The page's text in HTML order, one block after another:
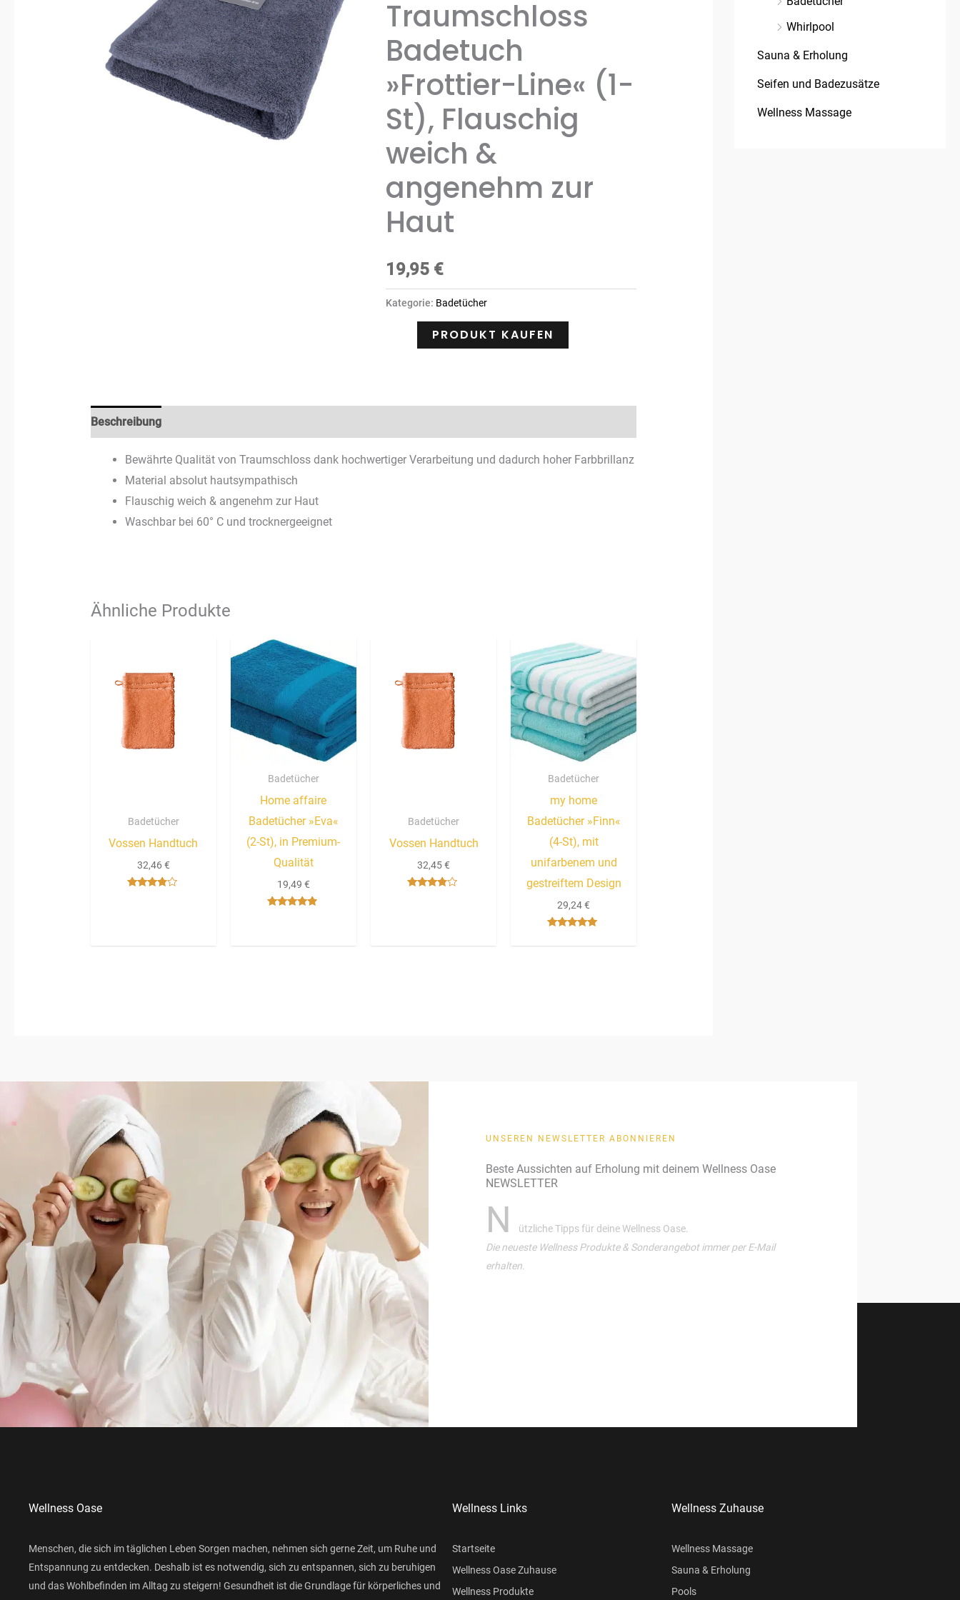
Traumschloss
Badetuch
»Frottier-Line« (1-
St), Flauschig
weich &
angenehm zur
Haut
19,95 €
Kategorie: Badetücher
PRODUKT KAUFEN
Beschreibung
Bewährte Qualität von Traumschloss dank hochwertiger Verarbeitung und dadurch hoher Farbbrillanz
Material absolut hautsympathisch
Flauschig weich & angenehm zur Haut
Waschbar bei 60° C und trocknergeeignet
Ähnliche Produkte
Badetücher
Vossen Handtuch
32,46 €
Badetücher
Home affaire
Badetücher »Eva«
(2-St), in Premium-
Qualität
19,49 €
Badetücher
Vossen Handtuch
32,45€
Badetücher
my home
Badetücher »Finn«
(4-St), mit
unifarbenem und
gestreiftem Design
29,24€
Whirlpool
Sauna & Erholung
Seifen und Badezusätze
Wellness Massage
UNSEREN NEWSLETTER ABONNIEREN
Beste Aussichten auf Erholung mit deinem Wellness Oase
NEWSLETTER
N
ützliche Tipps für deine Wellness Oase.
Die neueste Wellness Produkte & Sonderangebot immer per E-Mail
erhalten.
Wellness Oase
Menschen, die sich im täglichen Leben Sorgen machen, nehmen sich gerne Zeit, um Ruhe und
Entspannung zu entdecken. Deshalb ist es notwendig, sich zu entspannen, sich zu beruhigen
und das Wohlbefinden im Alltag zu steigern! Gesundheit ist die Grundlage für körperliches und
Wellness Links
Startseite
Wellness Oase Zuhause
Wellness Produkte
Wellness Zuhause
Wellness Massage
Sauna & Erholung
Pools